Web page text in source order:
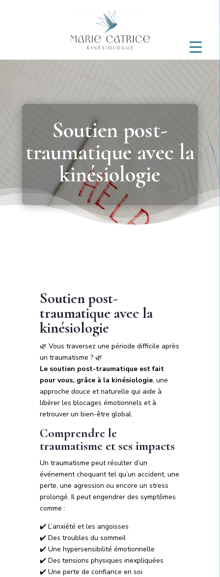
Soutien post-
traumatique avec la
kinésiologie
Soutien post-
traumatique avec la
kinésiologie
🌿 Vous traversez une période difficile après
un traumatisme ? 🌿
Le soutien post-traumatique est fait
pour vous, grâce à la kinésiologie, une
approche douce et naturelle qui aide à
libérer les blocages émotionnels et à
retrouver un bien-être global.
Comprendre le
traumatisme et ses impacts
Un traumatisme peut résulter d’un
événement choquant tel qu’un accident, une
perte, une agression ou encore un stress
prolongé. Il peut engendrer des symptômes
comme :
✔️ L’anxiété et les angoisses
✔️ Des troubles du sommeil
✔️ Une hypersensibilité émotionnelle
✔️ Des tensions physiques inexpliquées
✔️ Une perte de confiance en soi